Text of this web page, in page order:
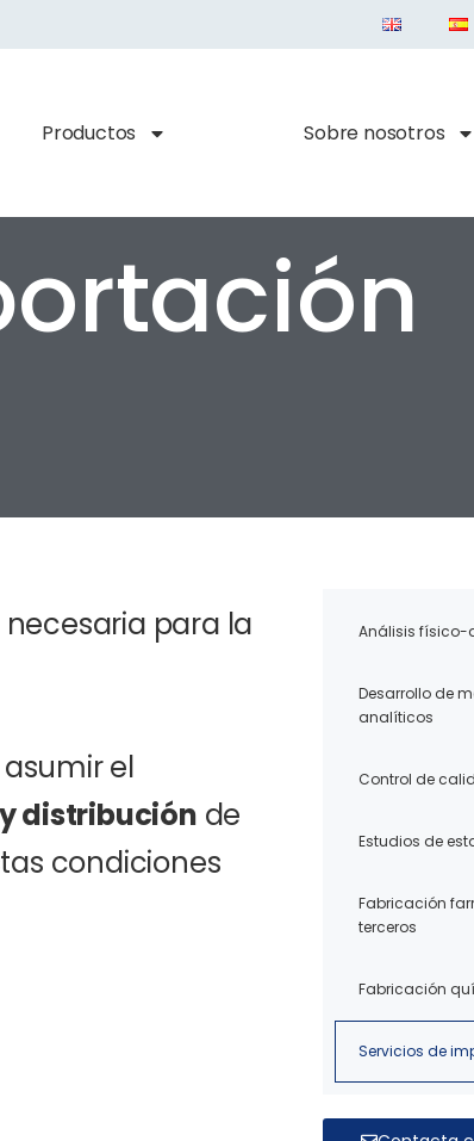
Productos Sobre nosotros
para la
el
distribución de
condiciones
Análisis físico-
Desarrollo de
analíticos
Control de
Estudios de
Fabricación
terceros
Fabricación
Servicios de